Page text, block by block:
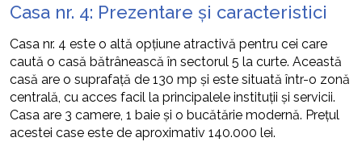
Casa nr. 4: Prezentare și caracteristici
Casa nr. 4 este o altă opțiune atractivă pentru cei care
caută o casă bătrânească în sectorul 5 la curte. Această
casă are o suprafață de 130 mp și este situată într-o zonă
centrală, cu acces facil la principalele instituții și servicii.
Casa are 3 camere, 1 baie și o bucătărie modernă. Prețul
acestei case este de aproximativ 140.000 lei.